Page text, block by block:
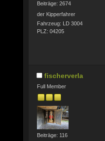
Beiträge: 2674
der Kipperfahrer
Fahrzeug: LD 3004
PLZ: 04205
fischerverla
Full Member
Beiträge: 116